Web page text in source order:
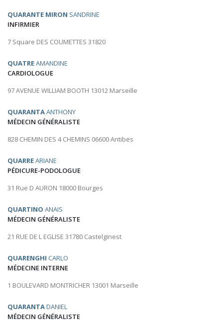
QUARANTE MIRON SANDRINE
INFIRMIER
7 Square DES COUMETTES 31820
QUATREAMANDINE
CARDIOLOGUE
97 AVENUE WILLIAM BOOTH 13012 Marseille
QUARANTAANTHONY
MÉDECIN GÉNÉRALISTE
828 CHEMIN DES 4 CHEMINS 06600 Antibes
QUARREARIANE
PÉDICURE-PODOLOGUE
31 Rue D AURON 18000 Bourges
QUARTINO ANAIS
MÉDECIN GÉNÉRALISTE
21 RUE DE L EGLISE 31780 Castelginest
QUARENGHI CARLO
MÉDECINE INTERNE
1 BOULEVARD MONTRICHER 13001 Marseille
QUARANTADANIEL
MÉDECIN GÉNÉRALISTE